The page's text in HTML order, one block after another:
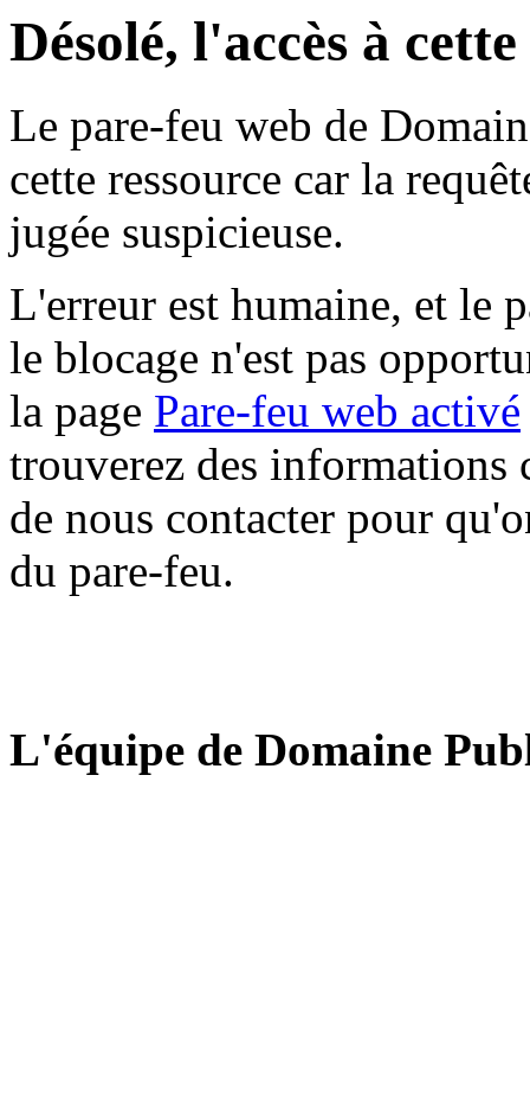
Désolé, l'accès à
Le pare-feu web de
cette ressource car la
jugée suspicieuse.
L'erreur est humaine, et le
le blocage n'est pas
la page Pare-feu web activé
trouverez des informations
de nous contacter pour
du pare-feu.
L'équipe de Domaine